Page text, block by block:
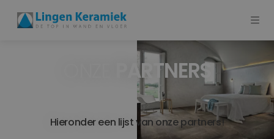
PARTNERS
Hieronder een lijst van onze partners!